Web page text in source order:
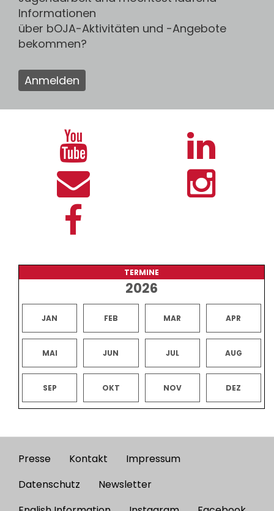
Informationen
über bOJA-Aktivitäten und -Angebote
bekommen?
Anmelden
TERMINE
2026
JAN FEB MAR APR
MAI JUN JUL AUG
SEP OKT NOV DEZ
Footer
menu
Presse Kontakt
Impressum
Datenschutz
Newsletter